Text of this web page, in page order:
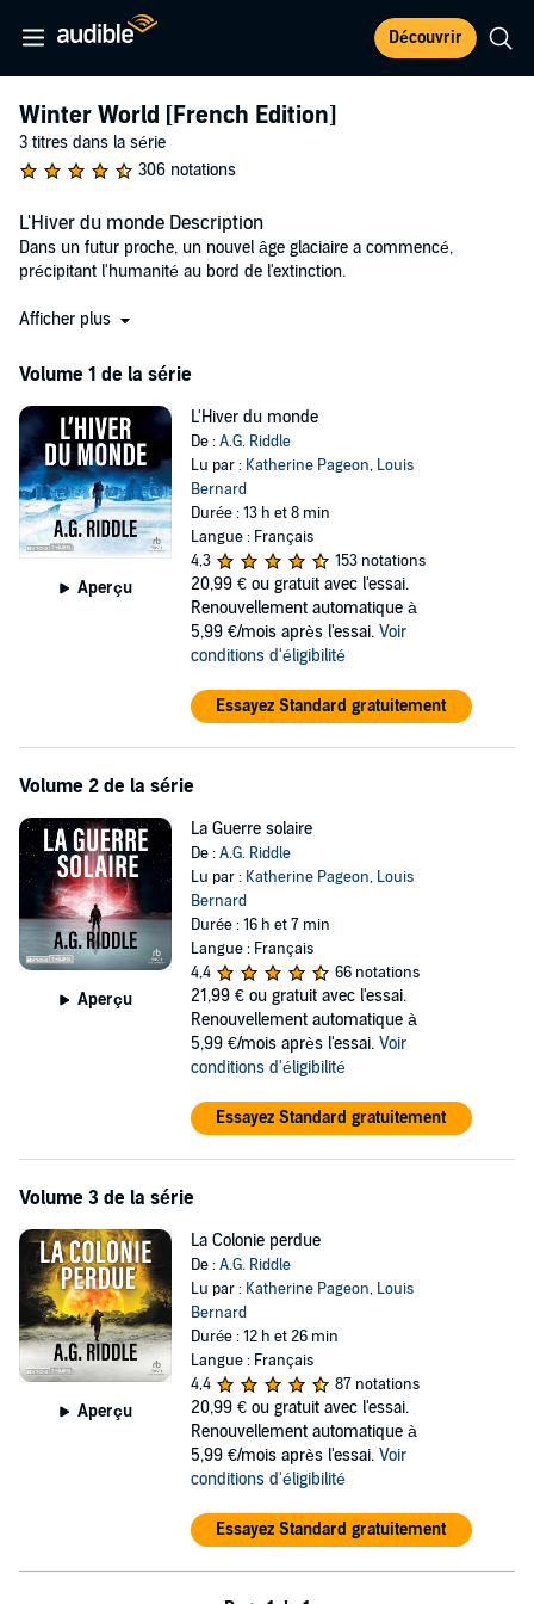
Découvrir
Winter World [French Edition]
3 titres dans la série
306 notations
L'Hiver du monde Description
Dans un futur proche, un nouvel âge glaciaire a commencé,
précipitant l'humanité au bord de l'extinction.
Mois après mois, le froid avance, les glaciers s'étendent et les
scientifiques envoient des sondes à travers le système solaire et,
soleil. Est-ce la cause du règne glaciaire sur terre, ou au contraire un
espoir de survie ?
Ce que va découvrir l'équipage de la mission est inimaginable...
Commandante de la Station spatiale internationale, Emma Matthews
a observé depuis le ciel le déclin de la planète bleue. Mais c'est pour
sa propre existence qu'elle va devoir se battre...
Scientifique parmi les plus éminents, esprit en avance sur son
temps, James Sinclair est contacté par la NASA pour assister la
mission. Ses compétences sont indispensables à son succès – et
alors que James fait un choix qui va déterminer le sort de la race
Ce nouveau roman de l'auteur bestseller de la Trilogie Atlantis,
phénomène mondial traduit dans une vingtaine de langues et
vendu à plusieurs millions d'exemplaires, a été sélectionné pour le
Wilbur Smith Award du meilleur roman publié.
©2019 A.G. Riddle (P)2023 W.F. Howes Ltd
Afficher plus
Volume 1 de la série
Aperçu
L'Hiver du monde
De :A.G. Riddle
Lu par : Katherine Pageon, Louis
Bernard
Durée : 13 h et 8 min
Langue : Français
4,3
153 notations
20,99 € ou gratuit avec l'essai.
Renouvellement automatique à
5,99 €/mois après l'essai. Voir
conditions d'éligibilité
Essayez Standard gratuitement
Volume 2 de la série
Aperçu
La Guerre solaire
De :A.G. Riddle
Lu par : Katherine Pageon, Louis
Bernard
Durée : 16 h et 7 min
Langue : Français
4,4
66 notations
21,99 € ou gratuit avec l'essai.
Renouvellement automatique à
5,99 €/mois après l'essai. Voir
conditions d'éligibilité
Essayez Standard gratuitement
Volume 3 de la série
Aperçu
La Colonie perdue
De :A.G. Riddle
Lu par : Katherine Pageon, Louis
Bernard
Durée : 12 h et 26 min
Langue : Français
4,4
87 notations
20,99 € ou gratuit avec l'essai.
Renouvellement automatique à
5,99 €/mois après l'essai. Voir
conditions d'éligibilité
Essayez Standard gratuitement